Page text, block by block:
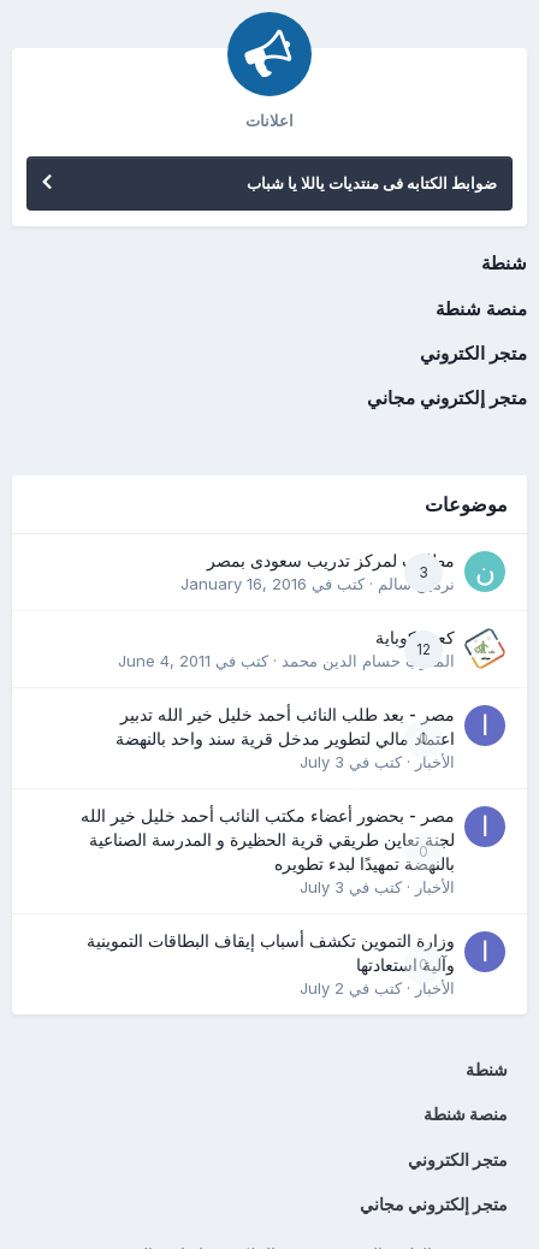
اعلانات
ضوابط الكتابه فى منتديات ياللا يا شباب
شنطة
منصة شنطة
متجر الكتروني
متجر إلكتروني مجاني
موضوعات
3
مطلوب لمركز تدريب سعودى بمصر
نرمين سالم· كتب في January 16, 2016
12
كعب كوباية
المدرب حسام الدين محمد· كتب في June 4, 2011
0
مصر - بعد طلب النائب أحمد خليل خير الله تدبير
اعتماد مالي لتطوير مدخل قرية سند واحد بالنهضة
الأخبار· كتب في July 3
0
مصر - بحضور أعضاء مكتب النائب أحمد خليل خير الله
لجنة تعاين طريقي قرية الحظيرة و المدرسة الصناعية
بالنهضة تمهيدًا لبدء تطويره
الأخبار· كتب في July 3
0
وزارة التموين تكشف أسباب إيقاف البطاقات التموينية
وآلية استعادتها
الأخبار· كتب في July 2
شنطة
منصة شنطة
متجر الكتروني
متجر إلكتروني مجاني